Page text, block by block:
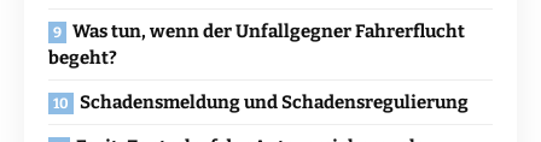
Was tun, wenn der Unfallgegner Fahrerflucht
begeht?
Schadensmeldung und Schadensregulierung